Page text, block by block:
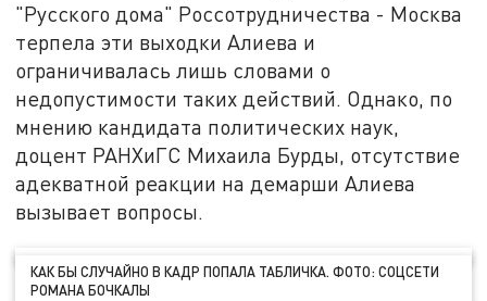
"Русского дома" Россотрудничества - Москва
терпела эти выходки Алиева и
ограничивалась лишь словами о
недопустимости таких действий. Однако, по
мнению кандидата политических наук,
доцент РАНХиГС Михаила Бурды, отсутствие
адекватной реакции на демарши Алиева
вызывает вопросы.
КАК БЫ СЛУЧАЙНО В КАДР ПОПАЛА ТАБЛИЧКА. ФОТО: СОЦСЕТИ
РОМАНА БОЧКАЛЫ